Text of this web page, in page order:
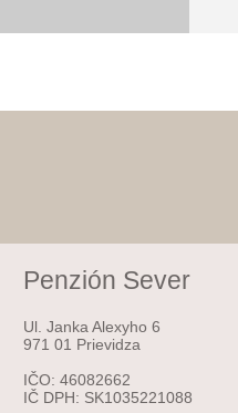
Penzión Sever
Ul. Janka Alexyho 6
971 01 Prievidza
IČO: 46082662
IČ DPH: SK1035221088